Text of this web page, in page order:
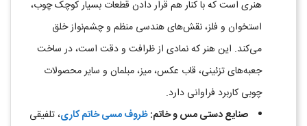
هنری است که با کنار هم قرار دادن قطعات بسیار کوچک چوب،
استخوان و فلز، نقش‌های هندسی منظم و چشم‌نواز خلق
می‌کند. این هنر که نمادی از ظرافت و دقت است، در ساخت
جعبه‌های تزئینی، قاب عکس، میز، مبلمان و سایر محصولات
چوبی کاربرد فراوانی دارد.
صنایع دستی مس و خاتم:ظروف مسی خاتم کاری، تلفیقی